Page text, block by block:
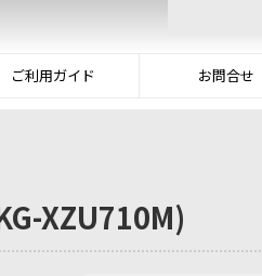
ご利用ガイド お問合せ
XZU710M)